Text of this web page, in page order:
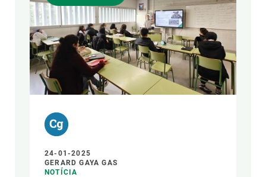
24-01-2025
GERARD GAYA GAS
NOTÍCIA